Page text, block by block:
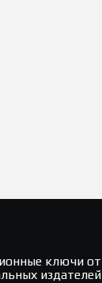
ключи от
издателей